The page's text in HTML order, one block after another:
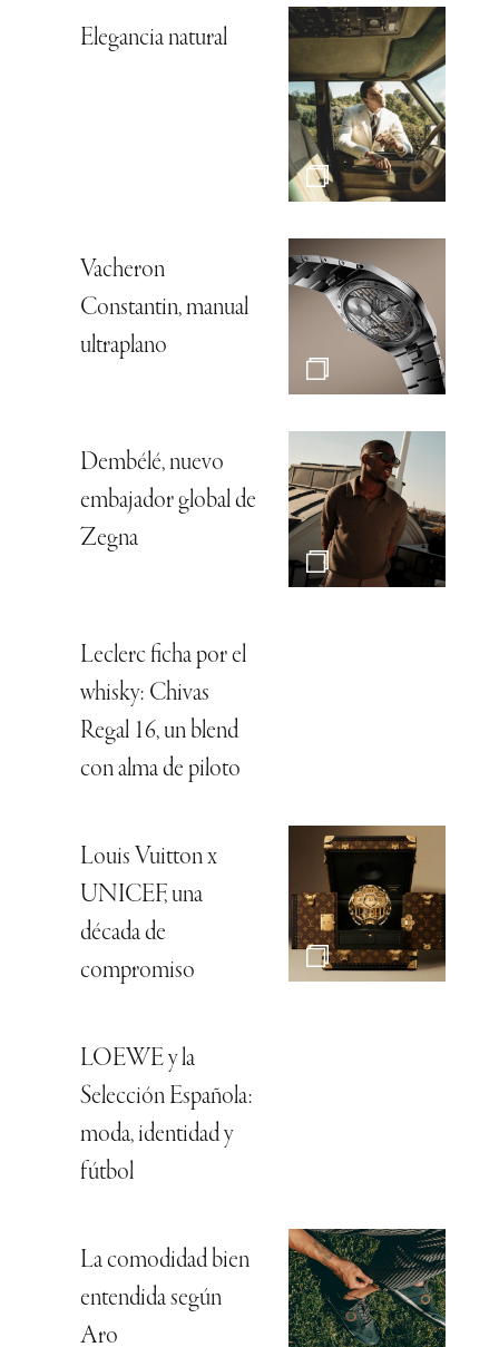
Elegancia natural
Vacheron
Constantin, manual
ultraplano
Dembélé, nuevo
embajador global de
Zegna
Leclerc ficha por el
whisky: Chivas
Regal 16, un blend
con alma de piloto
Louis Vuitton x
UNICEF, una
década de
compromiso
LOEWE y la
Selección Española:
moda, identidad y
fútbol
La comodidad bien
entendida según
Aro